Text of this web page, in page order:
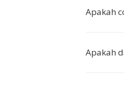
Apakah
Apakah